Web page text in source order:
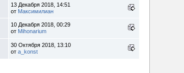
13 Декабря 2018, 14:51
от Максимилиан
10 Декабря 2018, 00:29
от Mihonarium
30 Октября 2018, 13:10
отa_konst